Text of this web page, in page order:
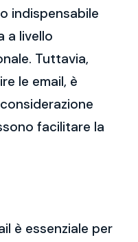
indispensabile
a livello
Tuttavia,
le email, è
facilitare la
è essenziale per